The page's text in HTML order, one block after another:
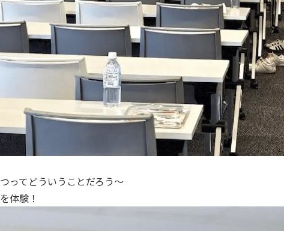
ってどういうことだろう～
体験！